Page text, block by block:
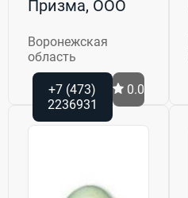
Призма, ООО
Воронежская
область
+7 (473)
2236931
0.0